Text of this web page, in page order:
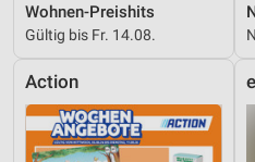
Wohnen-Preishits
Gültig bis Fr. 14.08.
Action